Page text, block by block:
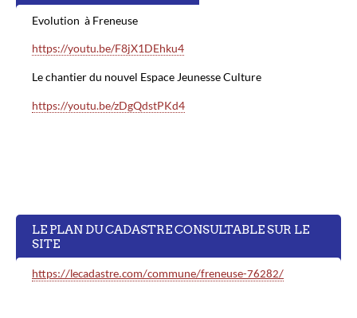
Evolution à Freneuse
https://youtu.be/F8jX1DEhku4
Le chantier du nouvel Espace Jeunesse Culture
https://youtu.be/zDgQdstPKd4
LE PLAN DU CADASTRE CONSULTABLE SUR LE
SITE
https://lecadastre.com/commune/freneuse-76282/